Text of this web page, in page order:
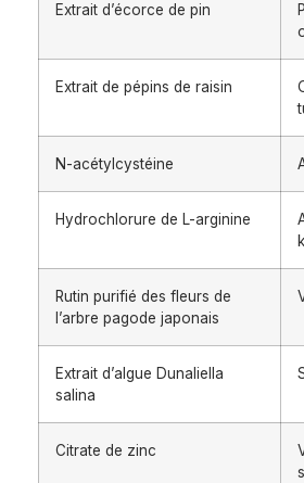
Extrait d’écorce de pin
Extrait de pépins de raisin
N-acétylcystéine
Hydrochlorure de L-arginine
Rutin purifié des fleurs de
l’arbre pagode japonais
Extrait d’algue Dunaliella
salina
Citrate de zinc